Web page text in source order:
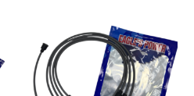
93) 4CIL 7 MM (1073)